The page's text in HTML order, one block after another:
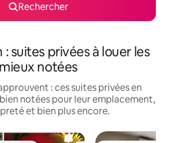
Rechercher
: suites privées à louer les
mieux notées
: ces suites privées en
notées pour leur emplacement,
et bien plus encore.